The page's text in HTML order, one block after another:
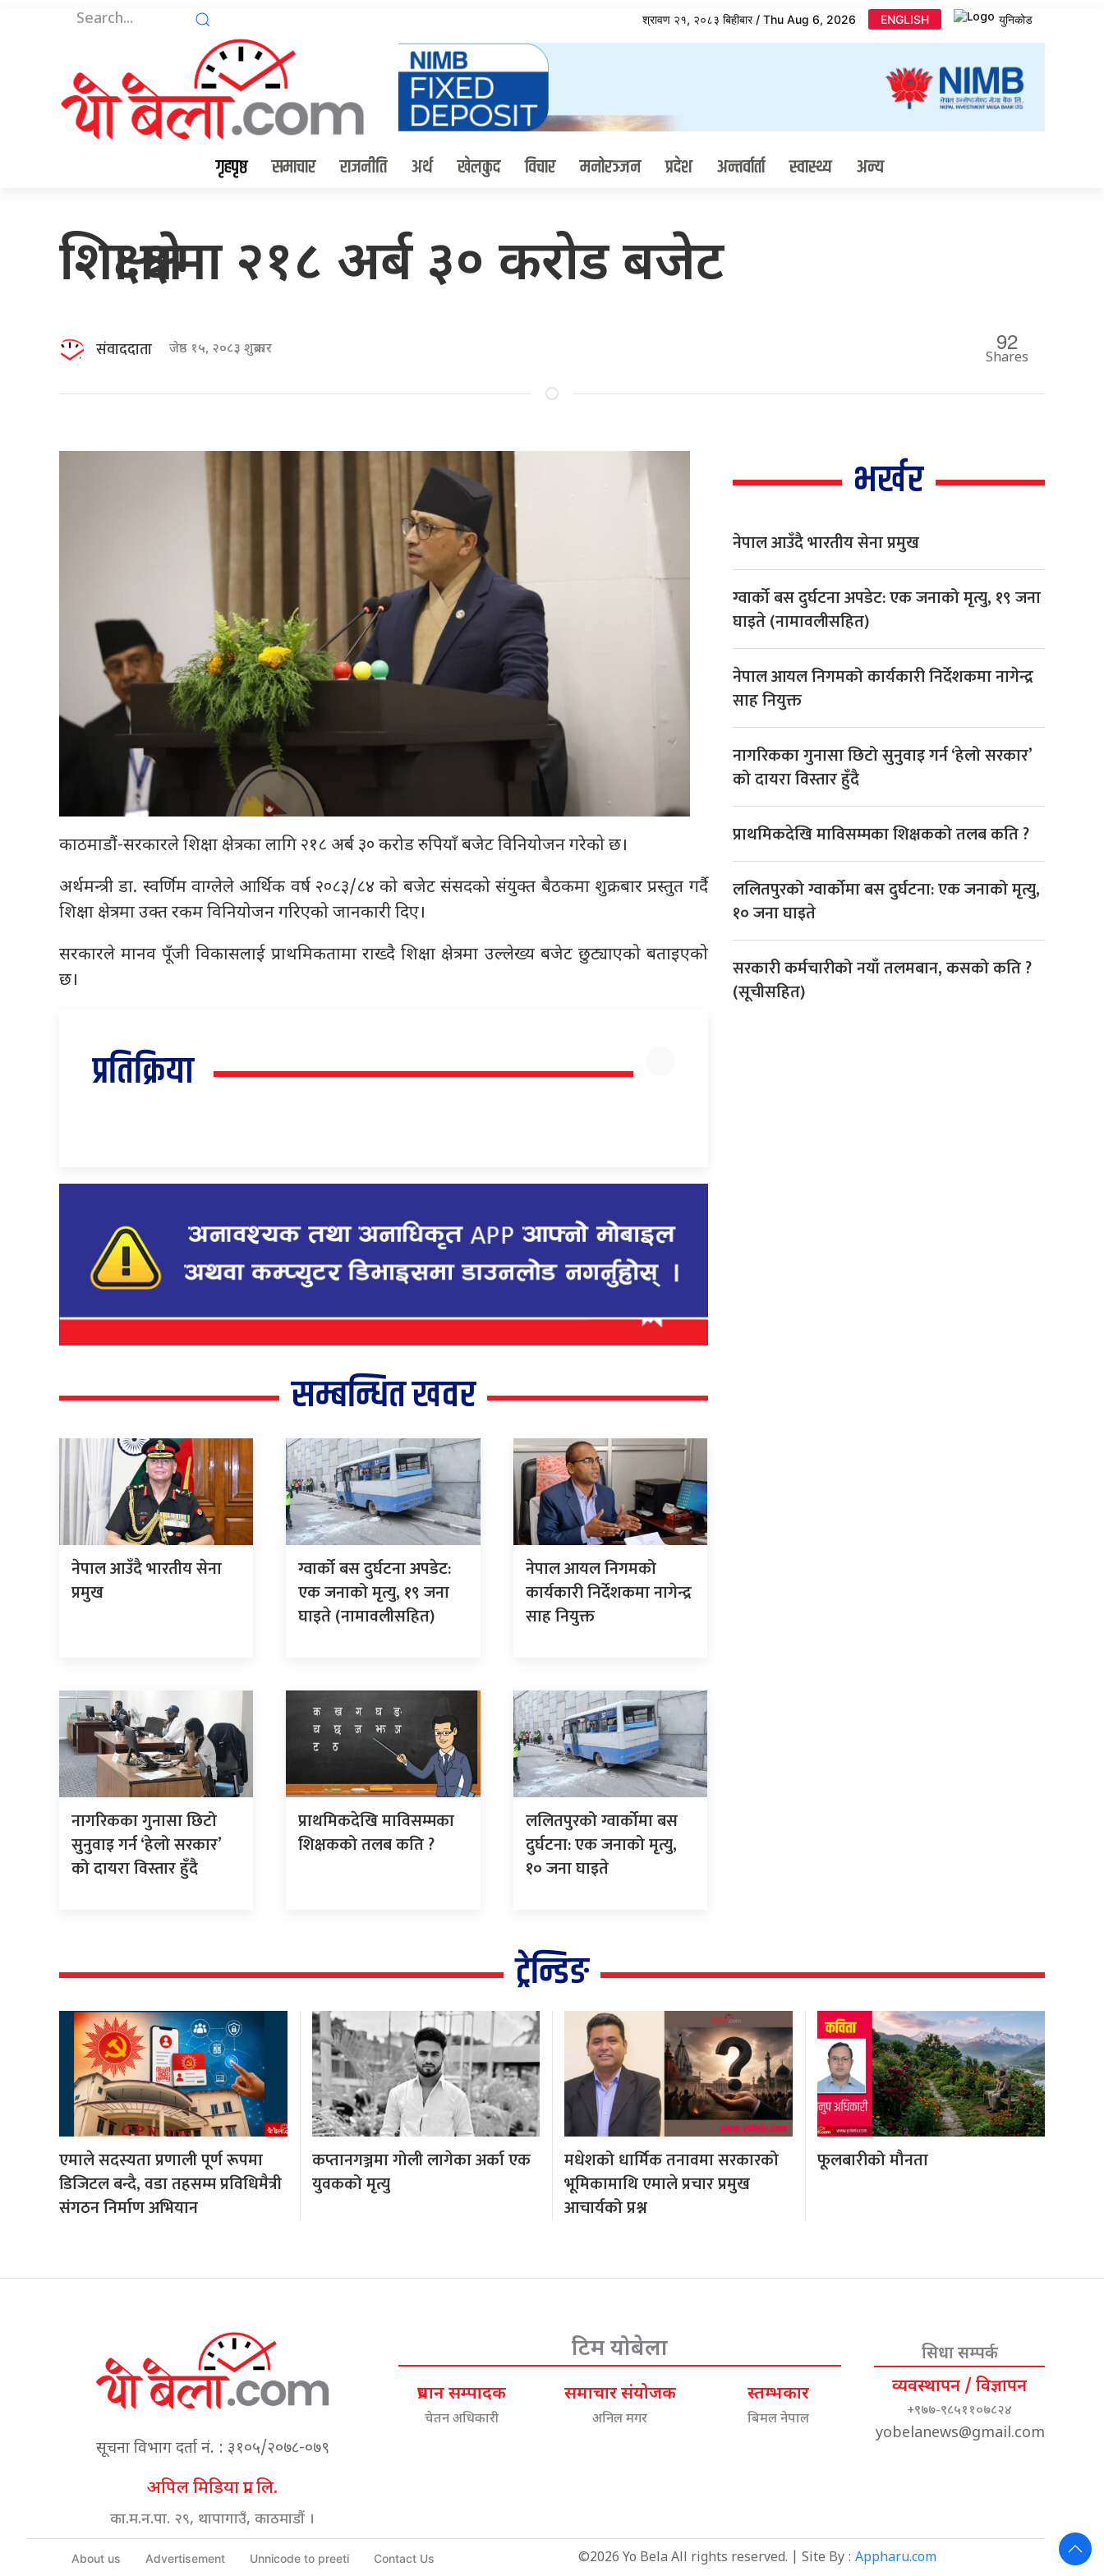
श्रावण २१, २०८३ बिहीबार / Thu Aug 6, 2026 ENGLISH युनिकोड
गृहपृष्ठ समाचार राजनीति अर्थ खेलकुद विचार मनोरञ्जन प्रदेश अन्तर्वार्ता स्वास्थ्य अन्य
शिक्षा क्षेत्रमा २१८ अर्ब ३० करोड बजेट
संवाददाता जेष्ठ १५, २०८३ शुक्रबार 92
Shares
काठमाडौं-सरकारले शिक्षा क्षेत्रका लागि २१८ अर्ब ३० करोड रुपियाँ बजेट विनियोजन गरेको छ।
अर्थमन्त्री डा. स्वर्णिम वाग्लेले आर्थिक वर्ष २०८३/८४ को बजेट संसदको संयुक्त बैठकमा शुक्रबार प्रस्तुत गर्दै
शिक्षा क्षेत्रमा उक्त रकम विनियोजन गरिएको जानकारी दिए।
सरकारले मानव पूँजी विकासलाई प्राथमिकतामा राख्दै शिक्षा क्षेत्रमा उल्लेख्य बजेट छुट्याएको बताइएको
छ।
प्रतिक्रिया
सम्बन्धित खवर
नेपाल आउँदै भारतीय सेना
प्रमुख
ग्वार्को बस दुर्घटना अपडेट:
एक जनाको मृत्यु, १९ जना
घाइते (नामावलीसहित)
नेपाल आयल निगमको
कार्यकारी निर्देशकमा नागेन्द्र
साह नियुक्त
नागरिकका गुनासा छिटो
सुनुवाइ गर्न ‘हेलो सरकार’
को दायरा विस्तार हुँदै
प्राथमिकदेखि माविसम्मका
शिक्षकको तलब कति ?
ललितपुरको ग्वार्कोमा बस
दुर्घटना: एक जनाको मृत्यु,
१० जना घाइते
भर्खर
नेपाल आउँदै भारतीय सेना प्रमुख
ग्वार्को बस दुर्घटना अपडेट: एक जनाको मृत्यु, १९ जना
घाइते (नामावलीसहित)
नेपाल आयल निगमको कार्यकारी निर्देशकमा नागेन्द्र
साह नियुक्त
नागरिकका गुनासा छिटो सुनुवाइ गर्न ‘हेलो सरकार’
को दायरा विस्तार हुँदै
प्राथमिकदेखि माविसम्मका शिक्षकको तलब कति ?
ललितपुरको ग्वार्कोमा बस दुर्घटना: एक जनाको मृत्यु,
१० जना घाइते
सरकारी कर्मचारीको नयाँ तलमबान, कसको कति ?
(सूचीसहित)
ट्रेन्डिङ
एमाले सदस्यता प्रणाली पूर्ण रूपमा
डिजिटल बन्दै, वडा तहसम्म प्रविधिमैत्री
संगठन निर्माण अभियान
कप्तानगञ्जमा गोली लागेका अर्का एक
युवकको मृत्यु
मधेशको धार्मिक तनावमा सरकारको
भूमिकामाथि एमाले प्रचार प्रमुख
आचार्यको प्रश्न
फूलबारीको मौनता
सूचना विभाग दर्ता नं. : ३१०५/२०७८-०७९
अपिल मिडिया प्रा. लि.
का.म.न.पा. २९, थापागाउँ, काठमाडौं ।
टिम योबेला
प्रधान सम्पादक
चेतन अधिकारी
समाचार संयोजक
अनिल मगर
स्तम्भकार
बिमल नेपाल
सिधा सम्पर्क
व्यवस्थापन / विज्ञापन
+९७७-९८५११०७८२४
yobelanews@gmail.com
About us Advertisement Unnicode to preeti Contact Us ©2026 Yo Bela All rights reserved. | Site By : Appharu.com